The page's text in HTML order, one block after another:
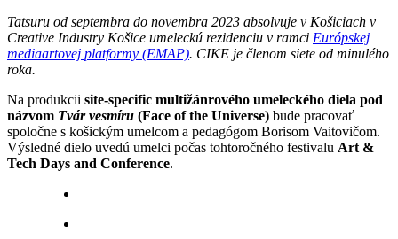
Tatsuru od septembra do novembra 2023 absolvuje v Košiciach v
Creative Industry Košice umeleckú rezidenciu v ramci Európskej
mediaartovej platformy (EMAP). CIKE je členom siete od minulého
roka.
Na produkcii site-specific multižánrového umeleckého diela pod
názvom Tvár vesmíru (Face of the Universe) bude pracovať
spoločne s košickým umelcom a pedagógom Borisom Vaitovičom.
Výsledné dielo uvedú umelci počas tohtoročného festivalu Art &
Tech Days and Conference.